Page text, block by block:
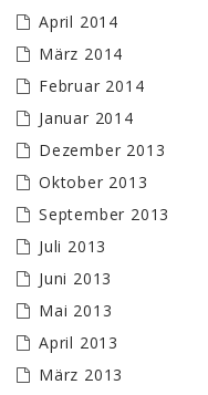
April 2014
März 2014
Februar 2014
Januar 2014
Dezember 2013
Oktober 2013
September 2013
Juli 2013
Juni 2013
Mai 2013
April 2013
März 2013